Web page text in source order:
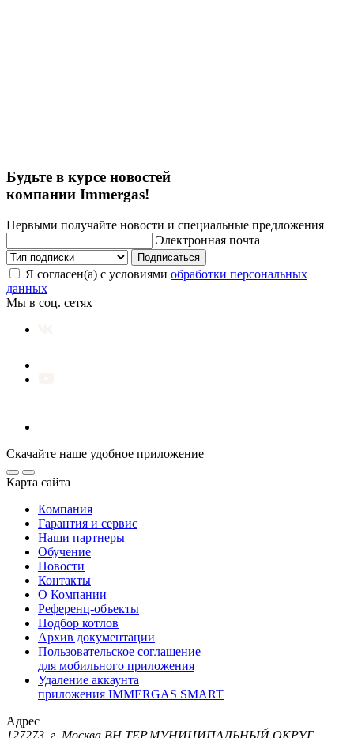
Будьте в курсе новостей
компании Immergas!
Первыми получайте новости и специальные предложения
Электронная почта
Подписаться
Я согласен(а) с условиями обработки персональных
данных
Мы в соц. сетях
Скачайте наше удобное приложение
Карта сайта
Компания
Гарантия и сервис
Наши партнеры
Обучение
Новости
Контакты
О Компании
Референц-объекты
Подбор котлов
Архив документации
Пользовательское соглашение
для мобильного приложения
Удаление аккаунта
приложения IMMERGAS SMART
Адрес
127273, г. Москва ВН.ТЕР.МУНИЦИПАЛЬНЫЙ ОКРУГ